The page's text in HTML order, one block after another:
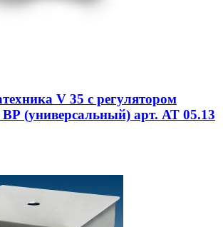
V 35 с регулятором
(универсальный) арт. АТ 05.13